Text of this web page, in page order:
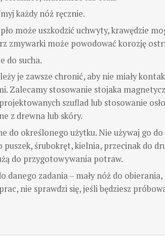
każdy nóż ręcznie.
może uszkodzić uchwyty, krawędzie
zmywarki może powodować korozję
do sucha.
je zawsze chronić, aby nie miały
Zalecamy stosowanie stojaka
szuflad lub stosowanie
z drewna lub skóry.
do określonego użytku. Nie używaj go
śrubokręt, kielnia, przecinak do
do przygotowywania potraw.
danego zadania – mały nóż do obierania,
nie sprawdzi się, jeśli będziesz